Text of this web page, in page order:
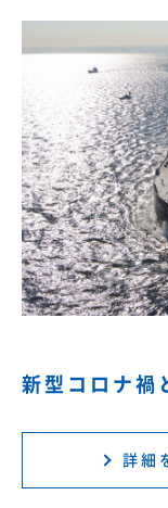
新型コロナ禍
詳細